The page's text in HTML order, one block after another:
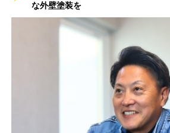
な外壁塗装を